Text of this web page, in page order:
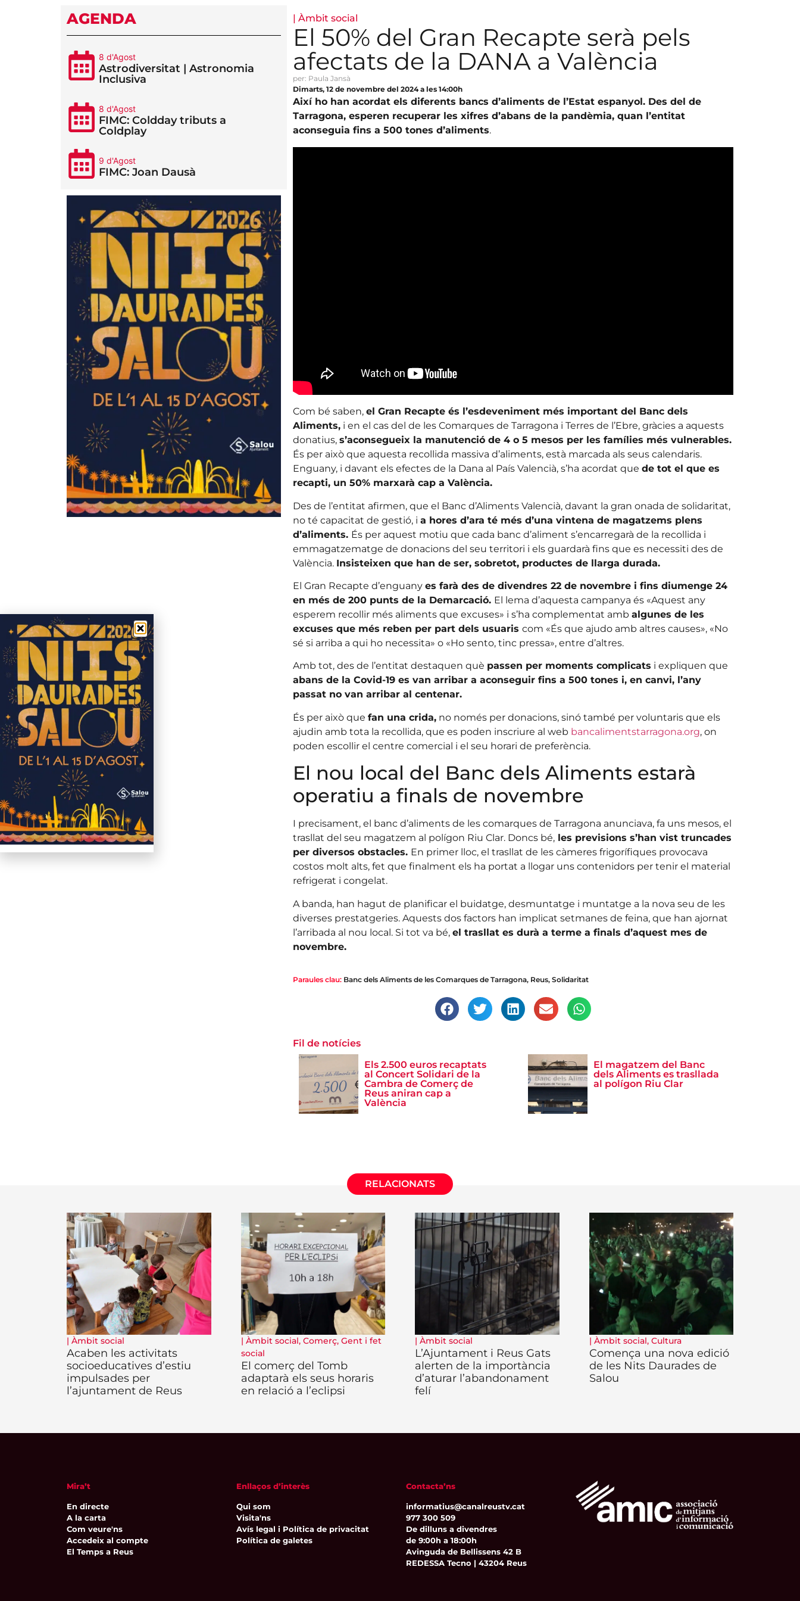
AGENDA
8 d'Agost
Astrodiversitat | Astronomia
Inclusiva
8 d'Agost
FIMC: Coldday tributs a
Coldplay
9 d'Agost
FIMC: Joan Dausà
| Àmbit social
El 50% del Gran Recapte serà pels
afectats de la DANA a València
per: Paula Jansà
Dimarts, 12 de novembre del 2024 a les 14:00h
Així ho han acordat els diferents bancs d’aliments de l’Estat espanyol. Des del de
Tarragona, esperen recuperar les xifres d’abans de la pandèmia, quan l’entitat
aconseguia fins a 500 tones d’aliments.
Com bé saben, el Gran Recapte és l’esdeveniment més important del Banc dels
Aliments,i en el cas del de les Comarques de Tarragona i Terres de l’Ebre, gràcies a aquests
donatius, s’aconsegueix la manutenció de 4 o 5 mesos per les famílies més vulnerables.
És per això que aquesta recollida massiva d’aliments, està marcada als seus calendaris.
Enguany, i davant els efectes de la Dana al País Valencià, s’ha acordat que de tot el que es
recapti, un 50% marxarà cap a València.
Des de l’entitat afirmen, que el Banc d’Aliments Valencià, davant la gran onada de solidaritat,
no té capacitat de gestió, i a hores d’ara té més d’una vintena de magatzems plens
d’aliments. És per aquest motiu que cada banc d’aliment s’encarregarà de la recollida i
emmagatzematge de donacions del seu territori i els guardarà fins que es necessiti des de
València. Insisteixen que han de ser, sobretot, productes de llarga durada.
El Gran Recapte d’enguany es farà des de divendres 22 de novembre i fins diumenge 24
en més de 200 punts de la Demarcació. El lema d’aquesta campanya és «Aquest any
esperem recollir més aliments que excuses» i s’ha complementat amb algunes de les
excuses que més reben per part dels usuaris com «És que ajudo amb altres causes», «No
sé si arriba a qui ho necessita» o «Ho sento, tinc pressa», entre d’altres.
Amb tot, des de l’entitat destaquen què passen per moments complicats i expliquen que
abans de la Covid-19 es van arribar a aconseguir fins a 500 tones i, en canvi, l’any
passat no van arribar al centenar.
És per això que fan una crida,no només per donacions, sinó també per voluntaris que els
ajudin amb tota la recollida, que es poden inscriure al web bancalimentstarragona.org, on
poden escollir el centre comercial i el seu horari de preferència.
El nou local del Banc dels Aliments estarà
operatiu a finals de novembre
I precisament, el banc d’aliments de les comarques de Tarragona anunciava, fa uns mesos, el
trasllat del seu magatzem al polígon Riu Clar. Doncs bé,les previsions s’han vist truncades
per diversos obstacles. En primer lloc, el trasllat de les càmeres frigorífiques provocava
costos molt alts, fet que finalment els ha portat a llogar uns contenidors per tenir el material
refrigerat i congelat.
A banda, han hagut de planificar el buidatge, desmuntatge i muntatge a la nova seu de les
diverses prestatgeries. Aquests dos factors han implicat setmanes de feina, que han ajornat
l’arribada al nou local. Si tot va bé, el trasllat es durà a terme a finals d’aquest mes de
novembre.
Paraules clau: Banc dels Aliments de les Comarques de Tarragona, Reus, Solidaritat
Fil de notícies
Els 2.500 euros recaptats
al Concert Solidari de la
Cambra de Comerç de
Reus aniran cap a
València
El magatzem del Banc
dels Aliments es trasllada
al polígon Riu Clar
RELACIONATS
| Àmbit social
Acaben les activitats
socioeducatives d’estiu
impulsades per
l’ajuntament de Reus
| Àmbit social, Comerç, Gent i fet
social
El comerç del Tomb
adaptarà els seus horaris
en relació a l’eclipsi
| Àmbit social
L’Ajuntament i Reus Gats
alerten de la importància
d’aturar l’abandonament
felí
| Àmbit social, Cultura
Comença una nova edició
de les Nits Daurades de
Salou
Mira’t
En directe
A la carta
Com veure'ns
Accedeix al compte
El Temps a Reus
Enllaços d’interès
Qui som
Visita'ns
Avís legal i Política de privacitat
Política de galetes
Contacta’ns
informatius@canalreustv.cat
977 300 509
De dilluns a divendres
de 9:00h a 18:00h
Avinguda de Bellissens 42 B
REDESSA Tecno | 43204 Reus